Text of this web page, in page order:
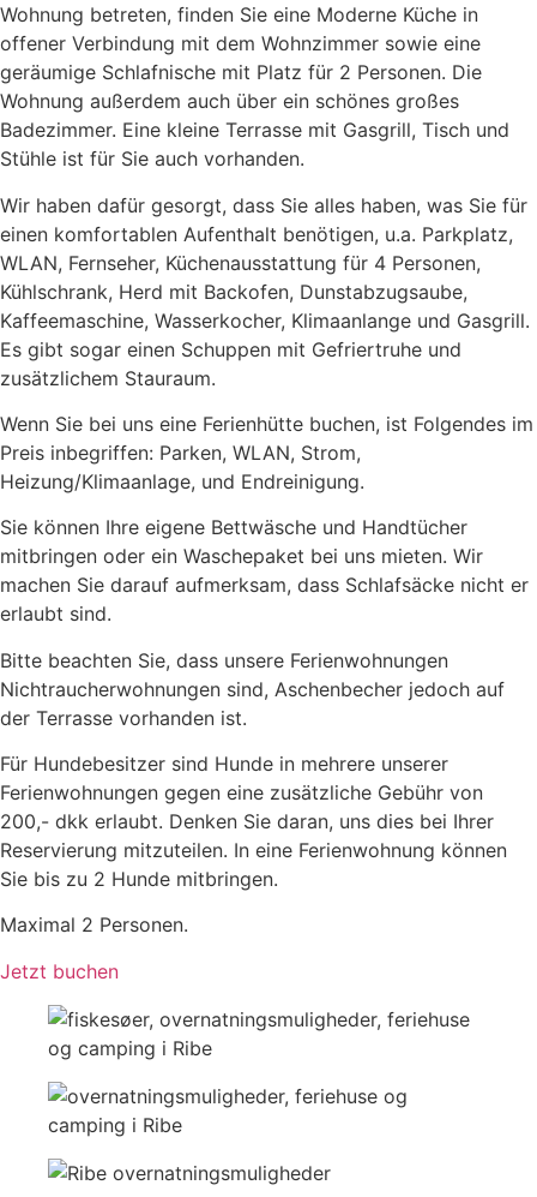
Wohnung betreten, finden Sie eine Moderne Küche in
offener Verbindung mit dem Wohnzimmer sowie eine
geräumige Schlafnische mit Platz für 2 Personen. Die
Wohnung außerdem auch über ein schönes großes
Badezimmer. Eine kleine Terrasse mit Gasgrill, Tisch und
Stühle ist für Sie auch vorhanden.
Wir haben dafür gesorgt, dass Sie alles haben, was Sie für
einen komfortablen Aufenthalt benötigen, u.a. Parkplatz,
WLAN, Fernseher, Küchenausstattung für 4 Personen,
Kühlschrank, Herd mit Backofen, Dunstabzugsaube,
Kaffeemaschine, Wasserkocher, Klimaanlange und Gasgrill.
Es gibt sogar einen Schuppen mit Gefriertruhe und
zusätzlichem Stauraum.
Wenn Sie bei uns eine Ferienhütte buchen, ist Folgendes im
Preis inbegriffen: Parken, WLAN, Strom,
Heizung/Klimaanlage, und Endreinigung.
Sie können Ihre eigene Bettwäsche und Handtücher
mitbringen oder ein Waschepaket bei uns mieten. Wir
machen Sie darauf aufmerksam, dass Schlafsäcke nicht er
erlaubt sind.
Bitte beachten Sie, dass unsere Ferienwohnungen
Nichtraucherwohnungen sind, Aschenbecher jedoch auf
der Terrasse vorhanden ist.
Für Hundebesitzer sind Hunde in mehrere unserer
Ferienwohnungen gegen eine zusätzliche Gebühr von
200,- dkk erlaubt. Denken Sie daran, uns dies bei Ihrer
Reservierung mitzuteilen. In eine Ferienwohnung können
Sie bis zu 2 Hunde mitbringen.
Maximal 2 Personen.
Jetzt buchen